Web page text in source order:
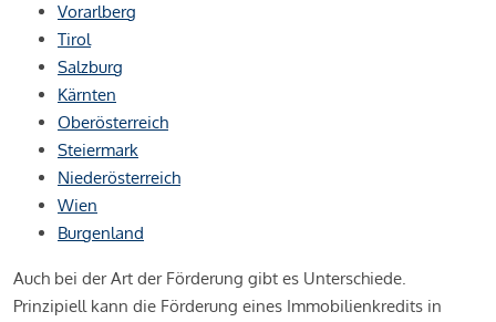
Vorarlberg
Tirol
Salzburg
Kärnten
Oberösterreich
Steiermark
Niederösterreich
Wien
Burgenland
Auch bei der Art der Förderung gibt es Unterschiede.
Prinzipiell kann die Förderung eines Immobilienkredits in